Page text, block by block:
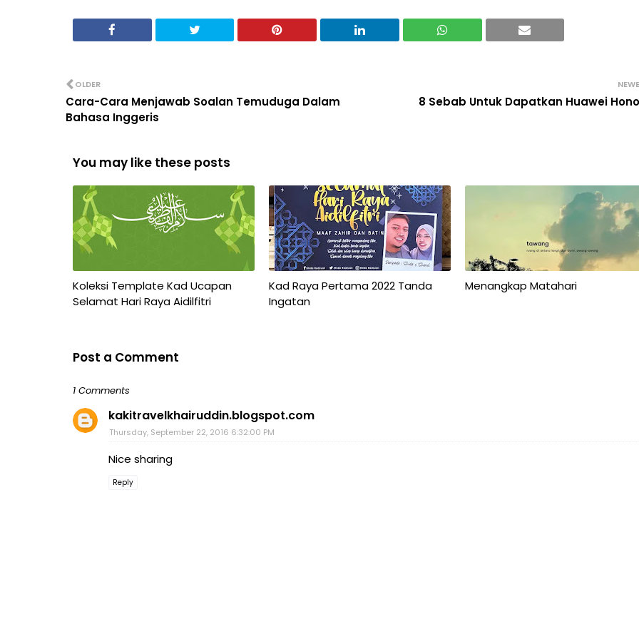
8 Sebab Untuk Dapatkan Huawei
OLDER
Cara-Cara Menjawab Soalan Temuduga Dalam
Bahasa Inggeris
You may like these posts
Koleksi Template Kad Ucapan
Selamat Hari Raya Aidilfitri
Kad Raya Pertama 2022 Tanda
Ingatan
Menangkap Matahari
Post a Comment
1 Comments
kakitravelkhairuddin.blogspot.com
Thursday, September 22, 2016 6:32:00 PM
Nice sharing
Reply